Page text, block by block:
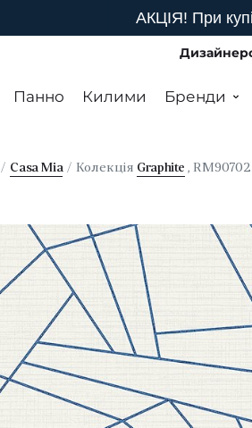
АКЦІЯ! При
Панно Килими Бренди
Casa Mia Колекція Graphite , RM90702